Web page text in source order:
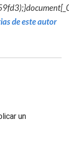
de este autor
un